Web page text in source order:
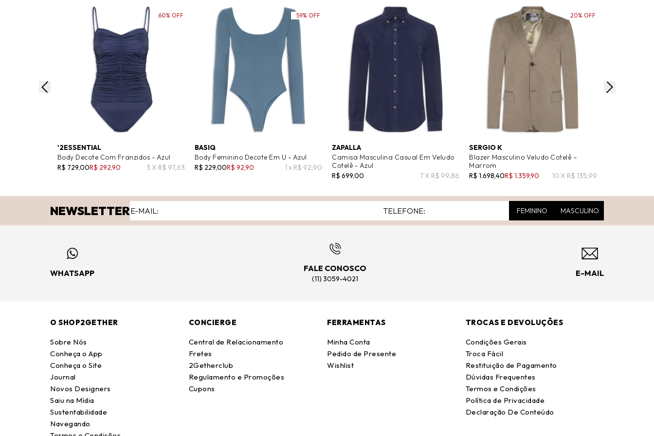
'2ESSENTIAL
Body Decote Com Franzidos - Azul
R$ 729,00R$ 292,90 3 X R$ 97,63
60% OFF
BASIQ
Body Feminino Decote Em U - Azul
R$ 229,00R$ 92,90 1 x R$ 92,90
59% OFF
ZAPALLA
Camisa Masculina Casual Em Veludo
Cotelê - Azul
R$ 699,00
7 X R$ 99,86
SERGIO K
Blazer Masculino Veludo Cotelê –
Marrom
R$ 1.698,40R$ 1.359,90 10 X R$ 135,99
20% OFF
NEWSLETTER FEMININO MASCULINO
WHATSAPP
FALE CONOSCO
(11) 3059-4021
E-MAIL
O SHOP2GETHER
Sobre Nós
Conheça o App
Conheça o Site
Journal
Novos Designers
Saiu na Mídia
Sustentabilidade
Navegando
CONCIERGE
Central de Relacionamento
Fretes
2Getherclub
Regulamento e Promoções
Cupons
FERRAMENTAS
Minha Conta
Pedido de Presente
Wishlist
TROCAS E DEVOLUÇÕES
Condições Gerais
Troca Fácil
Restituição de Pagamento
Dúvidas Frequentes
Termos e Condições
Política de Privacidade
Declaração De Conteúdo